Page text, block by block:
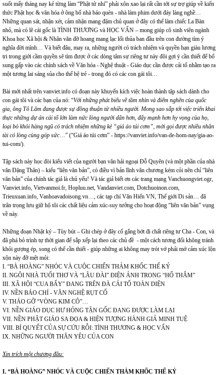
suốt mấy tháng nay kẻ từng làm “Phật tử nhí” phải xôn xao lại rất cần tới sự trợ giúp về kiến
thức Phật học & văn hóa ở ông bố nhà báo quèn - nhà làm phim dưới đáy làng nghề…
Những quan sát, nhận xét, cảm nhận mang đậm chủ quan ở đây có thể làm chiếc La Bàn
nhỏ, mà có lẽ cái gốc là TÌNH THƯƠNG và HỌC VẤN – mong giúp cô sinh viên ngành
Khoa học Xã hội & Nhân văn đỡ hoang mang lạc lối thủa ban đầu trên con đường tìm ý
nghĩa đời mình… Và biết đâu, may ra, những người có trách nhiệm và quyền hạn giàu lương
tri trong giới cầm quyền sẽ tìm được ở các dòng tâm sự riêng tư này đôi gợi ý cần thiết để bổ
sung gấp vào các chính sách về Văn hóa - Nghệ thuật - Giáo dục cần được cải tổ nhằm tạo ra
một tương lai sáng sủa cho thế hệ trẻ - trong đó có các con gái tôi…
Bài mới nhất trên vanviet.info có đoạn này khuyến kích việc hoàn thành tập sách dành cho
con gái tôi và các bạn của nó: “Với những phát biểu về tầm nhìn và điểm nghẽn của quốc
gia, ông Tô Lâm đang được sự đồng thuận từ nhiều người. Mong sao sắp tới việc triển khai
thực những dự án cải tổ lớn làm nức lòng người dân hơn, đẩy mạnh hơn hy vọng của họ,
loại bỏ khỏi hàng ngũ có trách nhiệm những kẻ “giá áo túi cơm”, mời gọi được nhiều nhân
tài có lòng cùng góp sức…” (“Giá áo túi cơm” - https://vanviet.info/van-de-hom-nay/gia-ao-
tui-com/).
Tập sách này học đòi kiểu viết của người bạn văn hải ngoại Đỗ Quyên (và một phần của nhà
văn Đặng Thân) – kiểu “liên văn bản”, có điều vì bản lĩnh văn chương kém cỏi nên chỉ “liên
văn bản” của chính tác giả là chủ yếu! Và tác giả biết ơn các trang mạng Vanchuongviet.ogr,
Vanviet.info, Vietvanmoi.fr, Hopluu.net, Vandanviet.com, Dotchuoinon.com,
Trieuxuan.info, Vanhoavadoisong.vn…, các tạp chí Văn Hiến VN, Thế giới Di sản… đã
trân trọng lưu giữ hộ tôi các chất liệu cảm xúc-suy tưởng cho hoạt động “liên văn bản” vụng
về này.
Những đoạn Nhật ký – Tùy bút – Ghi chép ở đây cố gắng bớt đi chất riêng tư Cha - Con, và
đã phá bỏ trình tự thời gian để sắp xếp lại theo các chủ đề - một cách tương đối không tránh
khỏi gượng ép, song có thể cần thiết - giúp những ai không may trót vớ phải mớ cảm xúc lộn
xộn này đỡ mệt mỏi:
I. “BÀ HOÀNG” NHÓC VÀ CUỘC CHIẾN THẢM KHỐC THẾ KỶ
II. NGÔI NHÀ TUỔI THƠ VÀ “LÂU ĐÀI” ĐIỆN ẢNH TRONG “HỐ THẲM”
III. XÃ HỘI “CUA BẤY” ĐANG TRÊN ĐÀ CẢI TỔ TOÀN DIỆN
IV. NỀN BÁO CHÍ - VĂN NGHỆ RỤT CỔ
V. THÁO GỠ “VÒNG KIM CÔ”…
VI. NỀN GIÁO DỤC HƯ HỎNG TẬN GỐC ĐANG ĐƯỢC LÀM LẠI
VII. NỀN PHẬT GIÁO SA ĐỌA & HIỆN TƯỢNG HÀNH GIẢ MINH TUỆ
VIII. BÍ QUYẾT CỦA SỰ CỨU RỖI: TÌNH THƯƠNG & HỌC VẤN
IX. NHỮNG NGƯỜI THÂN YÊU CỦA CON
Xin trích một chương đầu:
I. “BÀ HOÀNG” NHÓC VÀ CUỘC CHIẾN THẢM KHỐC THẾ KỶ